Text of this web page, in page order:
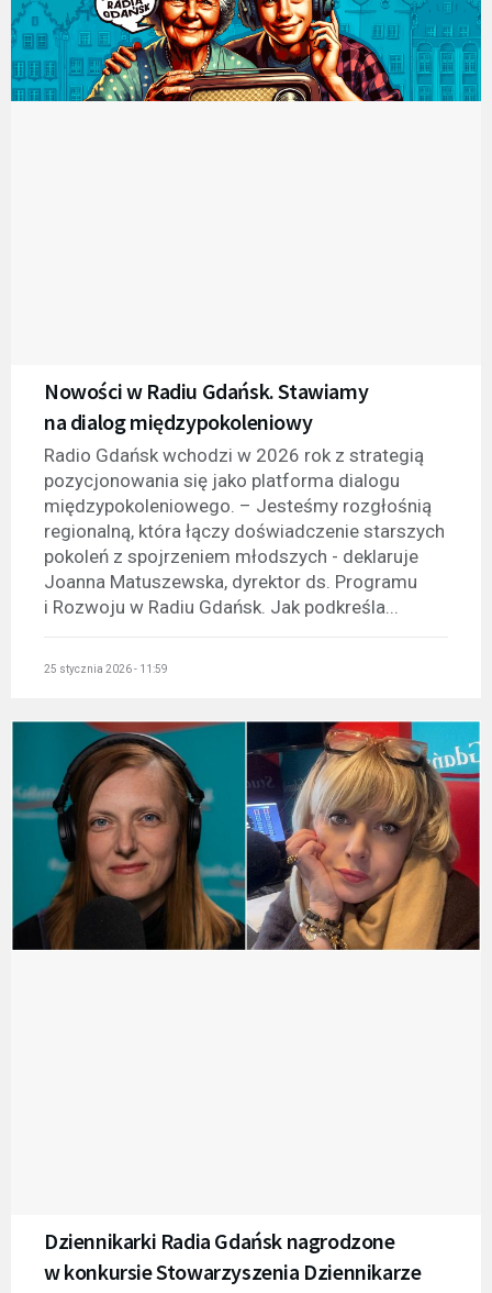
Nowości w Radiu Gdańsk. Stawiamy
na dialog międzypokoleniowy
Radio Gdańsk wchodzi w 2026 rok z strategią
pozycjonowania się jako platforma dialogu
międzypokoleniowego. – Jesteśmy rozgłośnią
regionalną, która łączy doświadczenie starszych
pokoleń z spojrzeniem młodszych - deklaruje
Joanna Matuszewska, dyrektor ds. Programu
i Rozwoju w Radiu Gdańsk. Jak podkreśla...
25 stycznia 2026 - 11:59
Dziennikarki Radia Gdańsk nagrodzone
w konkursie Stowarzyszenia Dziennikarze